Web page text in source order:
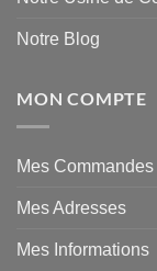
Notre Blog
MON COMPTE
Mes Commandes
Mes Adresses
Mes Informations